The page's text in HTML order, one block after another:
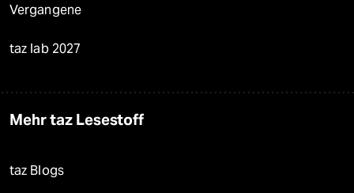
Vergangene
taz lab 2027
Mehr taz Lesestoff
taz Blogs